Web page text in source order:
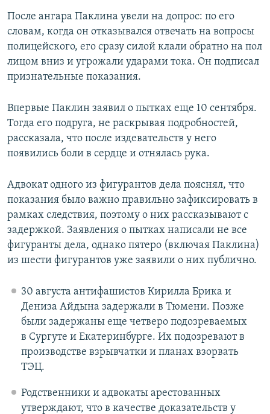
После ангара Паклина увели на допрос: по его
словам, когда он отказывался отвечать на вопросы
полицейского, его сразу силой клали обратно на пол
лицом вниз и угрожали ударами тока. Он подписал
признательные показания.
Впервые Паклин заявил о пытках еще 10 сентября.
Тогда его подруга, не раскрывая подробностей,
рассказала, что после издевательств у него
появились боли в сердце и отнялась рука.
Адвокат одного из фигурантов дела пояснял, что
показания было важно правильно зафиксировать в
рамках следствия, поэтому о них рассказывают с
задержкой. Заявления о пытках написали не все
фигуранты дела, однако пятеро (включая Паклина)
из шести фигурантов уже заявили о них публично.
30 августа антифашистов Кирилла Брика и
Дениза Айдына задержали в Тюмени. Позже
были задержаны еще четверо подозреваемых
в Сургуте и Екатеринбурге. Их подозревают в
производстве взрывчатки и планах взорвать
ТЭЦ.
Родственники и адвокаты арестованных
утверждают, что в качестве доказательств у